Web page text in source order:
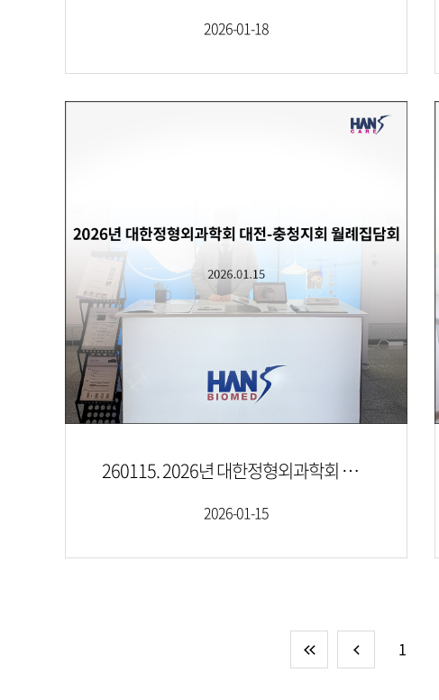
2026-01-18
260115. 2026년 대한정형외과학회 대전,충청지회 월례집담회
2026-01-15
1